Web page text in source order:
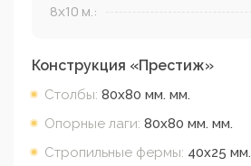
8x10 м.:
Конструкция «Престиж»
Столбы: 80х80 мм. мм.
Опорные лаги: 80х80 мм. мм.
Стропильные фермы: 40х25 мм.